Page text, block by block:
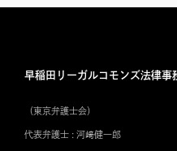
早稲田リーガルコモンズ法律事
（東京弁護士会）
代表弁護士 : 河﨑健一郎